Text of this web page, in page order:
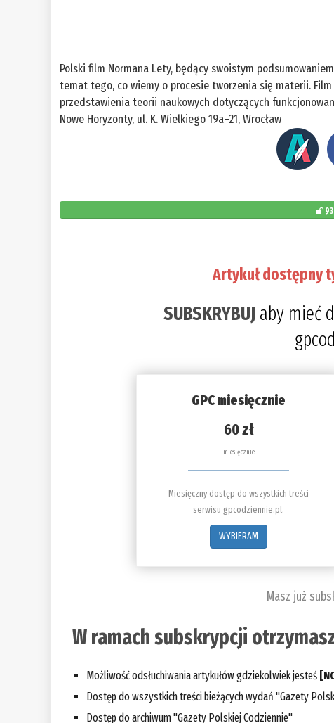
Polski film Normana Lety, będący swoistym
temat tego, co wiemy o procesie tworzenia się materii.
przedstawienia teorii naukowych dotyczących
Nowe Horyzonty, ul. K. Wielkiego 19a–21, Wrocław
Artykuł dostępny
SUBSKRYBUJaby mieć
GPC miesięcznie
60 zł
miesięcznie
Miesięczny dostęp do wszystkich treści
serwisu gpcodziennie.pl.
WYBIERAM
Masz już
W ramach subskrypcji
Możliwość odsłuchiwania artykułów gdziekolwiek jesteś
Dostęp do wszystkich treści bieżących wydań "Gazety
Dostęp do archiwum "Gazety Polskiej Codziennie"